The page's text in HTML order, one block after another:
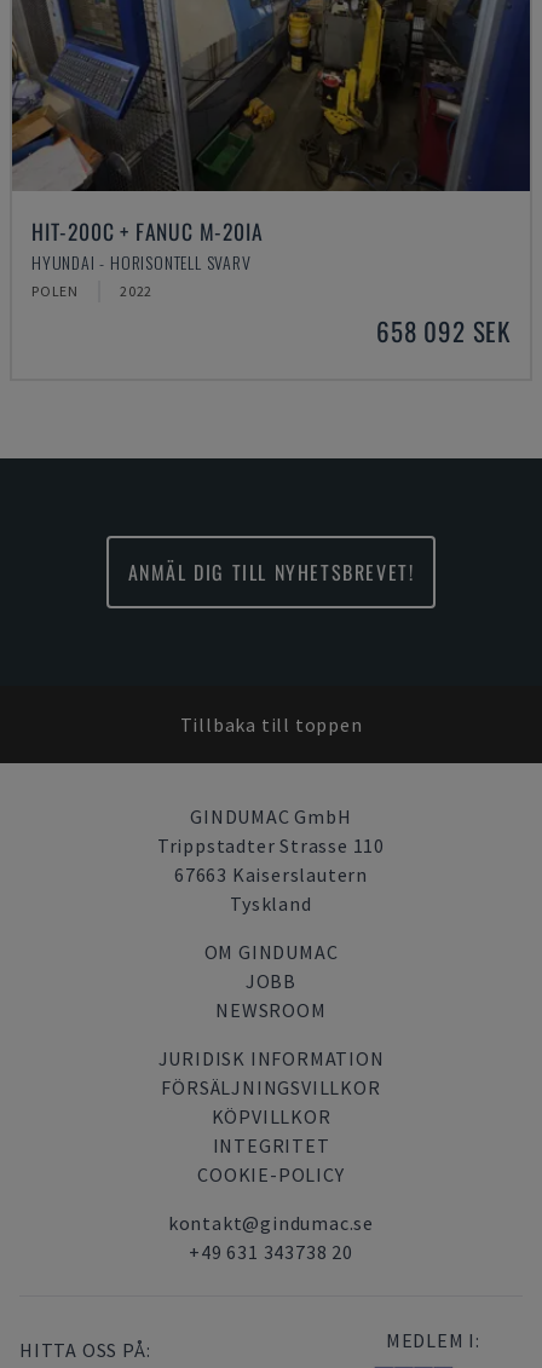
HIT-200C + FANUC M-20IA
HYUNDAI - HORISONTELL SVARV
POLEN 2022
658 092 SEK
ANMÄL DIG TILL NYHETSBREVET!
Tillbaka till toppen
GINDUMAC GmbH
Trippstadter Strasse 110
67663 Kaiserslautern
Tyskland
OM GINDUMAC
JOBB
NEWSROOM
JURIDISK INFORMATION
FÖRSÄLJNINGSVILLKOR
KÖPVILLKOR
INTEGRITET
COOKIE-POLICY
kontakt@gindumac.se
+49 631 343738 20
HITTA OSS PÅ: MEDLEM I: